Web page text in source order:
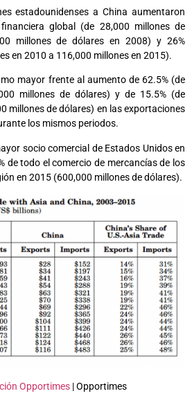
estadounidenses a China aumentaron
global (de 28,000 millones de
millones de dólares en 2008) y 26%
en 2010 a 116,000 millones en 2015).
mayor frente al aumento de 62.5% (de
millones de dólares) y de 15.5% (de
millones de dólares) en las exportaciones
los mismos periodos.
socio comercial de Estados Unidos en
de todo el comercio de mercancías de los
en 2015 (600,000 millones de dólares).
Opportimes | Opportimes